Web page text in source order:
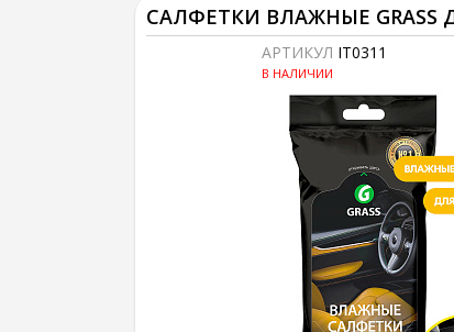
САЛФЕТКИ ВЛАЖНЫЕ
АРТИКУЛ IT0311
В НАЛИЧИИ